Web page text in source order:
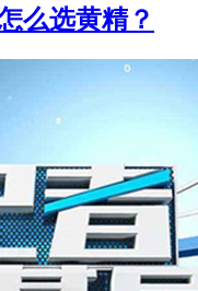
么选黄精？